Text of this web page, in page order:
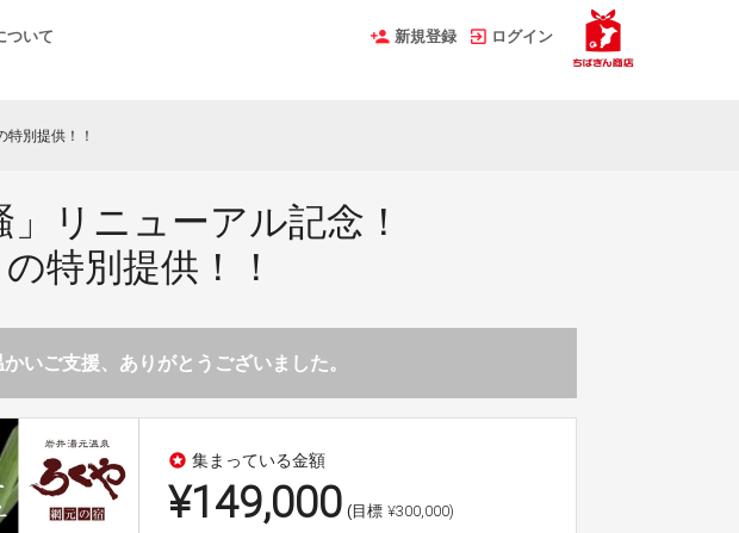
ついて 新規登録 ログイン
別提供！！
リニューアル記念！
特別提供！！
いご支援、ありがとうございました。
stars 集まっている金額
¥149,000 (目標 ¥300,000)